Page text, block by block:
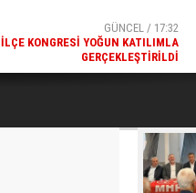
GÜNCEL / 17:08
BIR ARAYA GETIRDI